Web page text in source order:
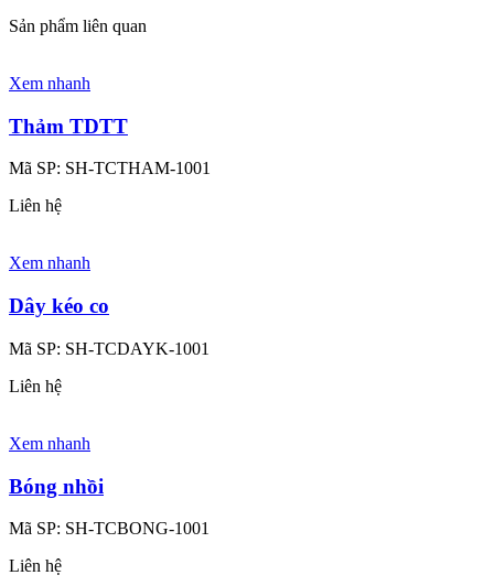
Sản phẩm liên quan
Xem nhanh
Thảm TDTT
Mã SP: SH-TCTHAM-1001
Liên hệ
Xem nhanh
Dây kéo co
Mã SP: SH-TCDAYK-1001
Liên hệ
Xem nhanh
Bóng nhồi
Mã SP: SH-TCBONG-1001
Liên hệ